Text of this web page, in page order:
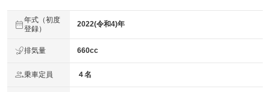
年式（初度
登録）
2022(令和4)年
排気量 660cc
乗車定員 ４名